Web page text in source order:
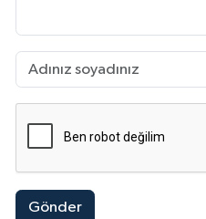
Gönder